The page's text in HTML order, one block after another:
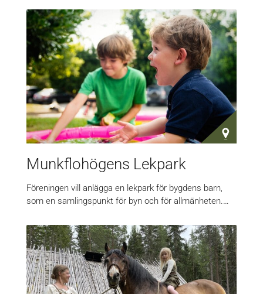
Munkflohögens Lekpark
Föreningen vill anlägga en lekpark för bygdens barn,
som en samlingspunkt för byn och för allmänheten.…